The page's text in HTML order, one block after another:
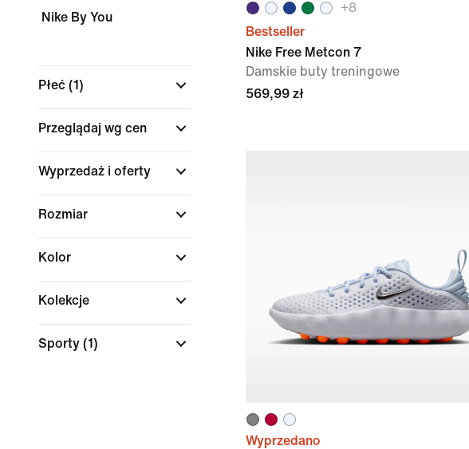
Nike By You
Płeć (1)
Przeglądaj wg cen
Wyprzedaż i oferty
Rozmiar
Kolor
Kolekcje
Sporty (1)
+8
Bestseller
Nike Free Metcon 7
Damskie buty treningowe
569,99 zł
Wyprzedano